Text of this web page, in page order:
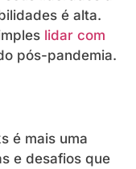
é alta.
lidar com
pós-pandemia.
é mais uma
e desafios que